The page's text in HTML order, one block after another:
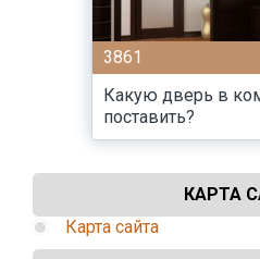
3861
Какую дверь в
поставить?
КАРТА
Карта сайта